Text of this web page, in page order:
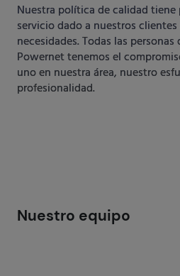
Nuestra política de calidad
servicio dado a nuestros
necesidades. Todas las
Powernet tenemos el
uno en nuestra área, nuestro
profesionalidad.
Nuestro equipo